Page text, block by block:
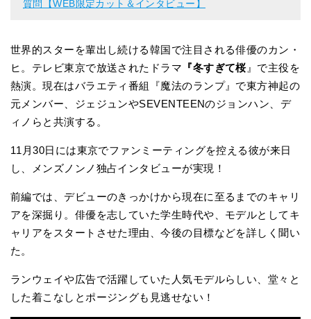
質問【WEB限定カット＆インタビュー】
世界的スターを輩出し続ける韓国で注目される俳優のカン・
ヒ。テレビ東京で放送されたドラマ 『冬すぎて桜』で主役を
熱演。現在はバラエティ番組『魔法のランプ』で東方神起の
元メンバー、ジェジュンやSEVENTEENのジョンハン、デ
ィノらと共演する。
11月30日には東京でファンミーティングを控える彼が来日
し、メンズノンノ独占インタビューが実現！
前編では、デビューのきっかけから現在に至るまでのキャリ
アを深掘り。俳優を志していた学生時代や、モデルとしてキ
ャリアをスタートさせた理由、今後の目標などを詳しく聞い
た。
ランウェイや広告で活躍していた人気モデルらしい、堂々と
した着こなしとポージングも見逃せない！